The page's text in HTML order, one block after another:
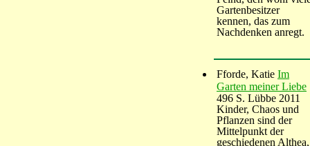
Gartenbesitzer
kennen, das zum
Nachdenken anregt.
Fforde, Katie Im
Garten meiner Liebe
496 S. Lübbe 2011
Kinder, Chaos und
Pflanzen sind der
Mittelpunkt der
geschiedenen Althea,